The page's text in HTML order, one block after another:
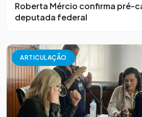
Roberta Mércio confirma pré-
deputada federal
ARTICULAÇÃO